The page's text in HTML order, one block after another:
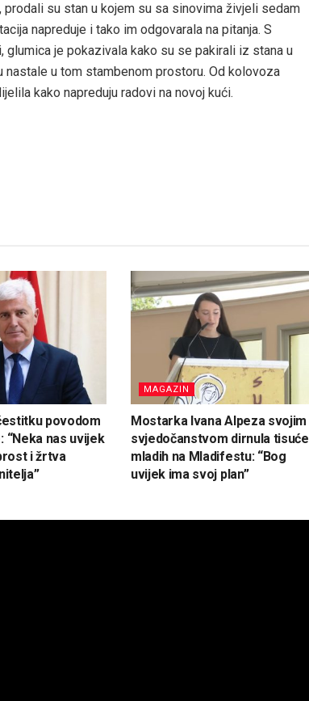
su stan u kojem su sa sinovima živjeli sedam
napreduje i tako im odgovarala na pitanja. S
je pokazivala kako su se pakirali iz stana u
u tom stambenom prostoru. Od kolovoza
kako napreduju radovi na novoj kući.
povodom
“Neka nas uvijek
i žrtva
MAGAZIN
Mostarka Ivana Alpeza svojim
svjedočanstvom dirnula tisuće
mladih na Mladifestu: “Bog
uvijek ima svoj plan”